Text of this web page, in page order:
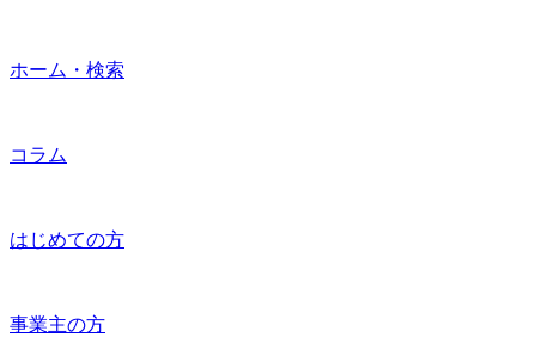
ホーム・検索
コラム
はじめての方
事業主の方